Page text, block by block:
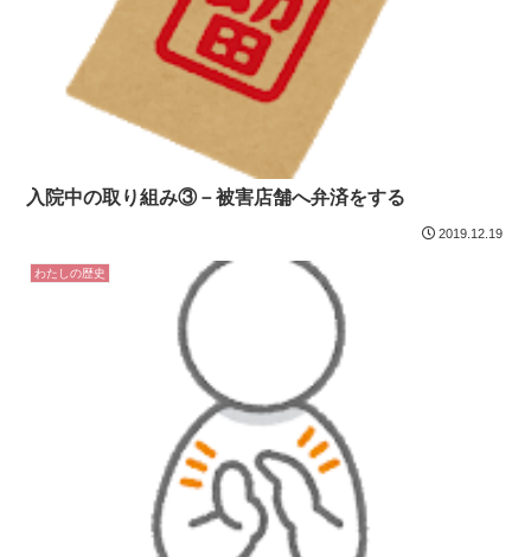
入院中の取り組み③－被害店舗へ弁済をする
2019.12.19
わたしの歴史